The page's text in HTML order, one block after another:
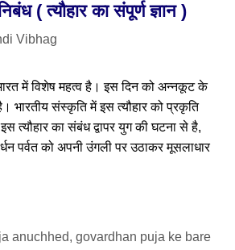
( त्यौहार का संपूर्ण ज्ञान )
Vibhag
भारत में विशेष महत्व है। इस दिन को अन्नकूट के
भारतीय संस्कृति में इस त्यौहार को प्रकृति
त्यौहार का संबंध द्वापर युग की घटना से है,
पर्वत को अपनी उंगली पर उठाकर मूसलाधार
anuchhed, govardhan puja ke bare